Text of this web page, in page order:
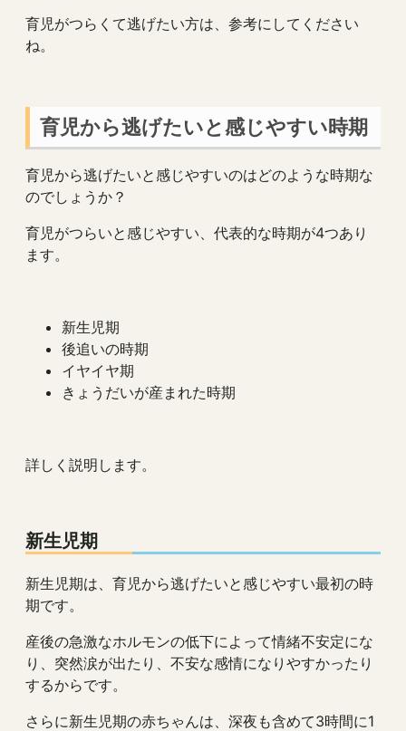
育児がつらくて逃げたい方は、参考にしてください
ね。
育児から逃げたいと感じやすい時期
育児から逃げたいと感じやすいのはどのような時期な
のでしょうか？
育児がつらいと感じやすい、代表的な時期が4つあり
ます。
新生児期
後追いの時期
イヤイヤ期
きょうだいが産まれた時期
詳しく説明します。
新生児期
新生児期は、育児から逃げたいと感じやすい最初の時
期です。
産後の急激なホルモンの低下によって情緒不安定にな
り、突然涙が出たり、不安な感情になりやすかったり
するからです。
さらに新生児期の赤ちゃんは、深夜も含めて3時間に1